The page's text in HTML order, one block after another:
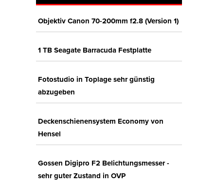
Objektiv Canon 70-200mm f2.8 (Version 1)
1 TB Seagate Barracuda Festplatte
Fotostudio in Toplage sehr günstig
abzugeben
Deckenschienensystem Economy von
Hensel
Gossen Digipro F2 Belichtungsmesser -
sehr guter Zustand in OVP